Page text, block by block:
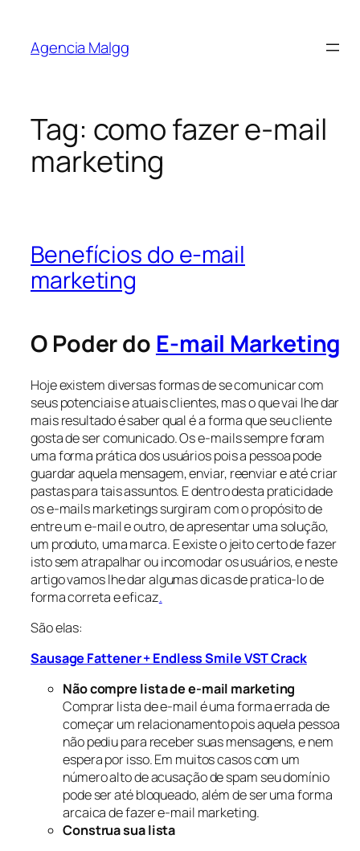
Agencia Malgg
Tag: como fazer e-mail
marketing
Benefícios do e-mail
marketing
O Poder do E-mail Marketing
Hoje existem diversas formas de se comunicar com
seus potenciais e atuais clientes, mas o que vai lhe dar
mais resultado é saber qual é a forma que seu cliente
gosta de ser comunicado. Os e-mails sempre foram
uma forma prática dos usuários pois a pessoa pode
guardar aquela mensagem, enviar, reenviar e até criar
pastas para tais assuntos. E dentro desta praticidade
os e-mails marketings surgiram com o propósito de
entre um e-mail e outro, de apresentar uma solução,
um produto, uma marca. E existe o jeito certo de fazer
isto sem atrapalhar ou incomodar os usuários, e neste
artigo vamos lhe dar algumas dicas de pratica-lo de
forma correta e eficaz.
São elas:
Sausage Fattener + Endless Smile VST Crack
Não compre lista de e-mail marketing
Comprar lista de e-mail é uma forma errada de
começar um relacionamento pois aquela pessoa
não pediu para receber suas mensagens, e nem
espera por isso. Em muitos casos com um
número alto de acusação de spam seu domínio
pode ser até bloqueado, além de ser uma forma
arcaica de fazer e-mail marketing.
Construa sua lista